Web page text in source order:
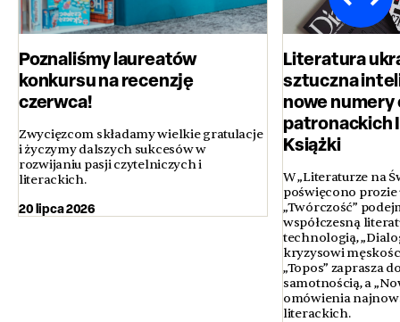
Poznaliśmy laureatów
konkursu na recenzję
czerwca!
Zwycięzcom składamy wielkie gratulacje
i życzymy dalszych sukcesów w
rozwijaniu pasji czytelniczych i
literackich.
20 lipca 2026
Literatura
sztuczna
nowe
Książki
W „Literaturze na
poświęcono prozie
„Twórczość”
współczesną
technologią,
kryzysowi
„Topos” zaprasza
samotnością, a
omówienia
literackich.